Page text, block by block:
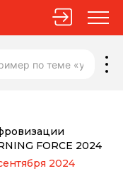
FORCE 2024
2024